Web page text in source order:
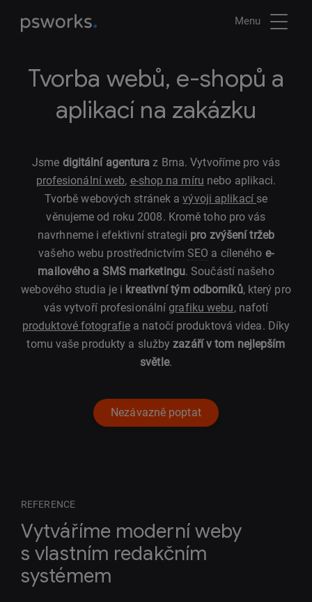
Menu
Tvorba webů, e-shopů a
aplikací na zakázku
Jsme digitální agentura z Brna. Vytvoříme pro vás
profesionální web, e-shop na míru nebo aplikaci.
Tvorbě webových stránek avývoji aplikací se
věnujeme od roku 2008. Kromě toho pro vás
navrhneme i efektivní strategii pro zvýšení tržeb
vašeho webu prostřednictvím SEO a cíleného e-
mailového a SMS marketingu. Součástí našeho
webového studia je i kreativní tým odborníků, který pro
vás vytvoří profesionálnígrafiku webu, nafotí
produktové fotografiea natočí produktová videa. Díky
tomu vaše produkty a službyzazáří v tom nejlepším
světle.
Nezávazně poptat
REFERENCE
Vytváříme moderní weby
s vlastním redakčním
systémem